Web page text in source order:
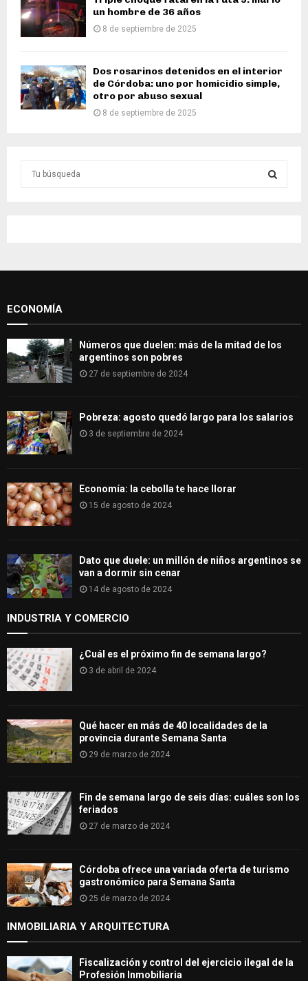
un hombre de 36 años
8 de septiembre de 2025
Dos rosarinos detenidos en el interior
de Córdoba: uno por homicidio simple,
otro por abuso sexual
8 de septiembre de 2025
o
H
ECONOMÍA
Números que duelen: más de la mitad de los
argentinos son pobres
27 de septiembre de 2024
Pobreza: agosto quedó largo para los salarios
3 de septiembre de 2024
Economía: la cebolla te hace llorar
15 de agosto de 2024
Dato que duele: un millón de niños argentinos se
van a dormir sin cenar
14 de agosto de 2024
INDUSTRIA Y COMERCIO
¿Cuál es el próximo fin de semana largo?
3 de abril de 2024
Qué hacer en más de 40 localidades de la
provincia durante Semana Santa
29 de marzo de 2024
Fin de semana largo de seis días: cuáles son los
feriados
27 de marzo de 2024
Córdoba ofrece una variada oferta de turismo
gastronómico para Semana Santa
25 de marzo de 2024
INMOBILIARIA Y ARQUITECTURA
Fiscalización y control del ejercicio ilegal de la
Profesión Inmobiliaria